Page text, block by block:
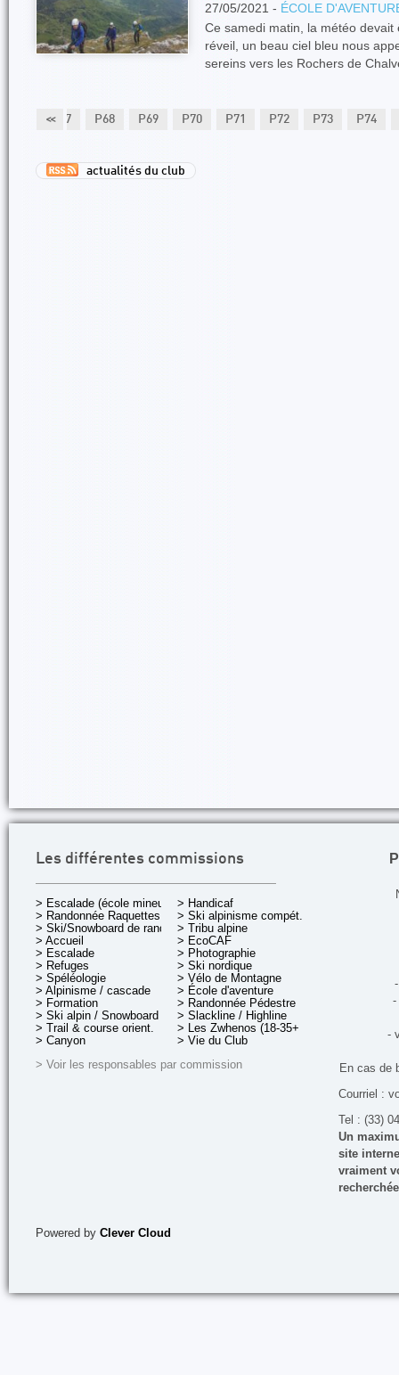
27/05/2021 - ÉCOLE
Ce samedi matin, la météo
réveil, un beau ciel bleu nous
sereins vers les Rochers de
<<P67 P68 P69 P70 P71 P72 P73 P74
actualités du club
Les différentes commissions
> Escalade (école mineurs)
> Randonnée Raquettes
> Ski/Snowboard de rando.
> Accueil
> Escalade
> Refuges
> Spéléologie
> Alpinisme / cascade
> Formation
> Ski alpin / Snowboard
> Trail & course orient.
> Canyon
> Handicaf
> Ski alpinisme compét.
> Tribu alpine
> EcoCAF
> Photographie
> Ski nordique
> Vélo de Montagne
> École d'aventure
> Randonnée Pédestre
> Slackline / Highline
> Les Zwhenos (18-35+ ans)
> Vie du Club
> Voir les responsables par commission
-
-
En cas de
Courriel :
Tel : (33)
Un
site
vraiment
Powered by Clever Cloud